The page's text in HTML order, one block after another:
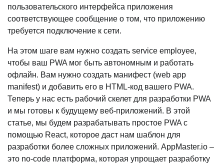
пользовательского интерфейса приложения
соответствующее сообщение о том, что приложению
требуется подключение к сети.
На этом шаге вам нужно создать service employee,
чтобы ваш PWA мог быть автономным и работать
офлайн. Вам нужно создать манифест (web app
manifest) и добавить его в HTML-код вашего PWA.
Теперь у нас есть рабочий скелет для разработки PWA
и мы готовы к будущему веб-приложений. В этой
статье, мы будем разрабатывать простое PWA с
помощью React, которое даст нам шаблон для
разработки более сложных приложений. AppMaster.io –
это no-code платформа, которая упрощает разработку